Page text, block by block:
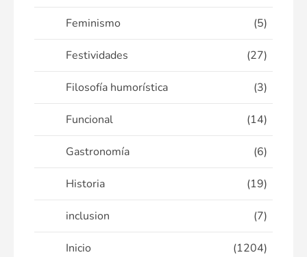
Feminismo (5)
Festividades (27)
Filosofía humorística (3)
Funcional (14)
Gastronomía (6)
Historia (19)
inclusion (7)
Inicio (1204)